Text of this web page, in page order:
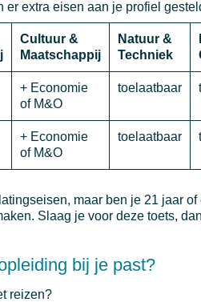
er extra eisen aan je profiel
Cultuur &
Maatschappij
Natuur &
Techniek
+ Economie
of M&O
toelaatbaar
+ Economie
of M&O
toelaatbaar
maar ben je 21 jaar of
Slaag je voor deze toets,
bij je past?
reizen?